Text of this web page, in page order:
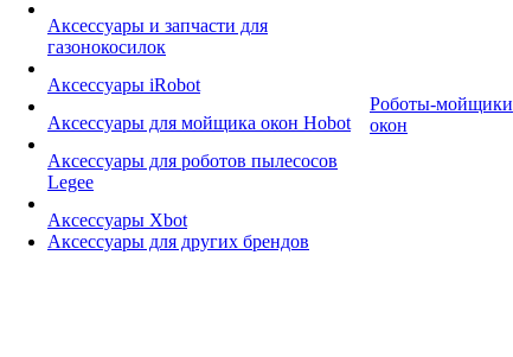
Аксессуары и запчасти для
газонокосилок
Аксессуары iRobot
Аксессуары для мойщика окон Hobot
Аксессуары для роботов пылесосов
Legee
Аксессуары Xbot
Аксессуары для других брендов
Роботы-мойщики
окон